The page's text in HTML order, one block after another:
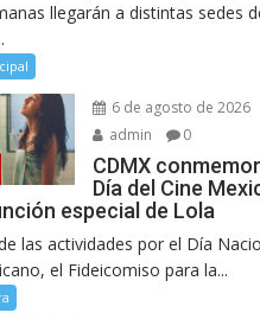
llegarán a distintas sedes
6 de agosto de 2026
admin
0
CDMX
Día del Cine
especial de Lola
las actividades por el Día
el Fideicomiso para la...